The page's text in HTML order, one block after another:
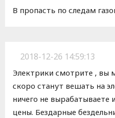
В пропасть по следам
2018-12-26 14:59:13
Электрики смотрите , вы
скоро станут вешать на
ничего не
цены. Бездарные